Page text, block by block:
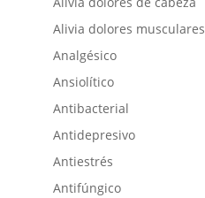
Alivia dolores musculares
Analgésico
Ansiolítico
Antibacterial
Antidepresivo
Antiestrés
Antifúngico